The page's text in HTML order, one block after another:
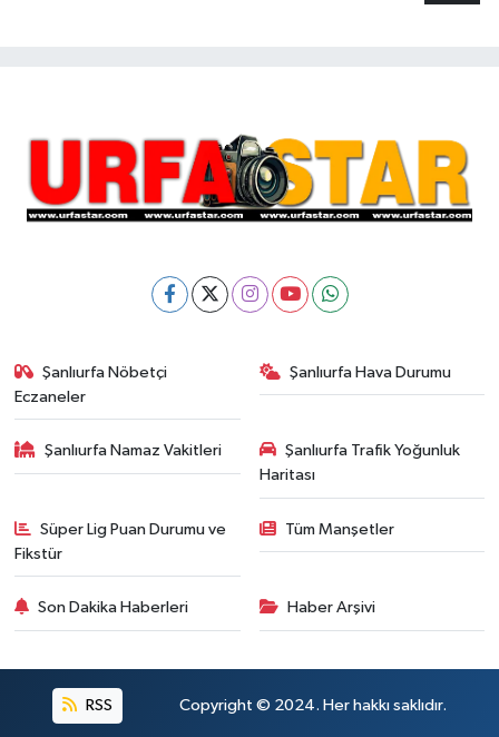
Şanlıurfa Nöbetçi
Eczaneler
Şanlıurfa Hava Durumu
Şanlıurfa Namaz Vakitleri
Şanlıurfa Trafik Yoğunluk
Haritası
Süper Lig Puan Durumu ve
Fikstür
Tüm Manşetler
Son Dakika Haberleri Haber Arşivi
RSS Copyright © 2024. Her hakkı saklıdır.